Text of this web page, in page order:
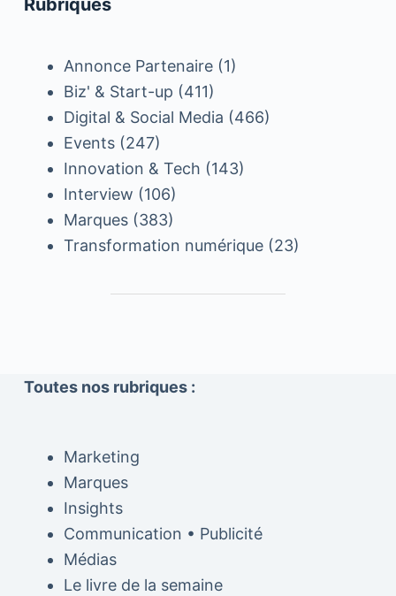
Rubriques
Annonce Partenaire(1)
Biz' & Start-up (411)
Digital & Social Media (466)
Events(247)
Innovation & Tech (143)
Interview (106)
Marques(383)
Transformation numérique(23)
Toutes nos rubriques :
Marketing
Marques
Insights
Communication • Publicité
Médias
Le livre de la semaine